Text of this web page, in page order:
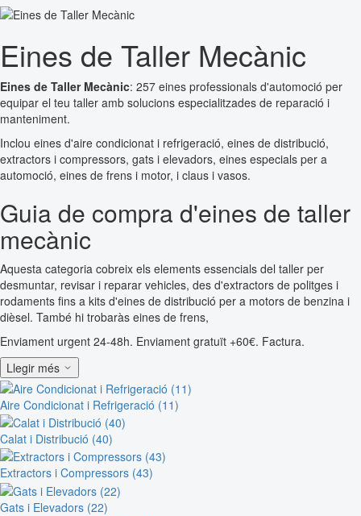
Eines de Taller Mecànic
Eines de Taller Mecànic: 257 eines professionals d'automoció per
equipar el teu taller amb solucions especialitzades de reparació i
manteniment.
Inclou eines d'aire condicionat i refrigeració, eines de distribució,
extractors i compressors, gats i elevadors, eines especials per a
automoció, eines de frens i motor, i claus i vasos.
Guia de compra d'eines de taller
mecànic
Aquesta categoria cobreix els elements essencials del taller per
desmuntar, revisar i reparar vehicles, des d'extractors de politges i
rodaments fins a kits d'eines de distribució per a motors de benzina i
dièsel. També hi trobaràs eines de frens,
Enviament urgent 24-48h. Enviament gratuït +60€. Factura.
Llegir més
Aire Condicionat i Refrigeració (11)
Calat i Distribució (40)
Extractors i Compressors (43)
Gats i Elevadors (22)